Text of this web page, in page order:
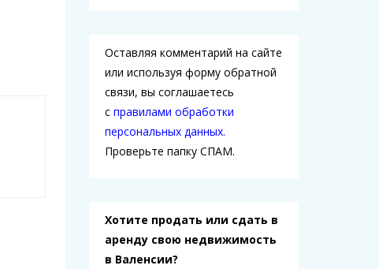
Оставляя комментарий на сайте
или используя форму обратной
связи, вы соглашаетесь
с правилами обработки
персональных данных.
Проверьте папку СПАМ.
Хотите продать или сдать в
аренду свою недвижимость
в Валенсии?